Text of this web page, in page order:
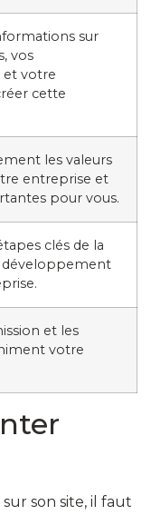
sur
vos
et votre
cette
les valeurs
entreprise et
pour vous.
clés de la
développement
et les
votre
son site, il faut